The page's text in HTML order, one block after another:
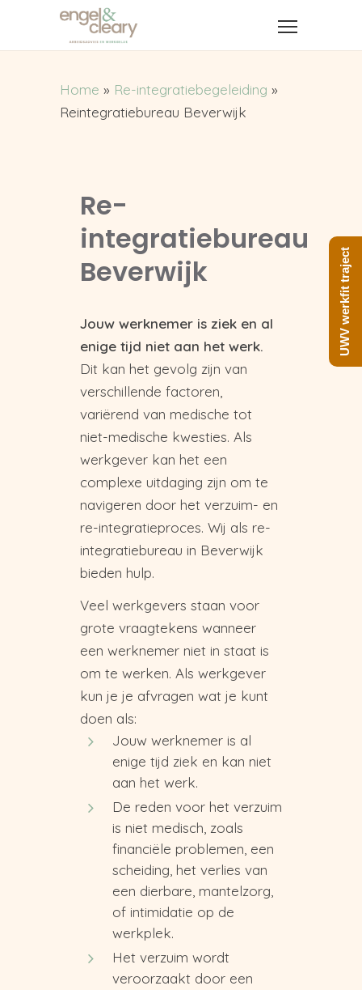
Home » Re-integratiebegeleiding »
Reintegratiebureau Beverwijk
Re-
integratiebureau
Beverwijk
Jouw werknemer is ziek en al
enige tijd niet aan het werk.
Dit kan het gevolg zijn van
verschillende factoren,
variërend van medische tot
niet-medische kwesties. Als
werkgever kan het een
complexe uitdaging zijn om te
navigeren door het verzuim- en
re-integratieproces. Wij als re-
integratiebureau in Beverwijk
bieden hulp.
Veel werkgevers staan voor
grote vraagtekens wanneer
een werknemer niet in staat is
om te werken. Als werkgever
kun je je afvragen wat je kunt
doen als:
Jouw werknemer is al
enige tijd ziek en kan niet
aan het werk.
De reden voor het verzuim
is niet medisch, zoals
financiële problemen, een
scheiding, het verlies van
een dierbare, mantelzorg,
of intimidatie op de
werkplek.
Het verzuim wordt
veroorzaakt door een
UWV werkfit traject